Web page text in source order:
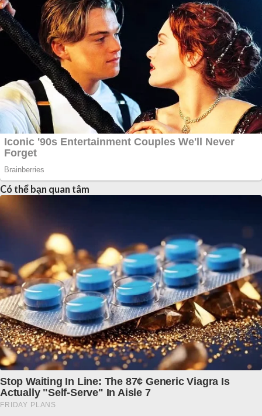
Có thể bạn quan tâm